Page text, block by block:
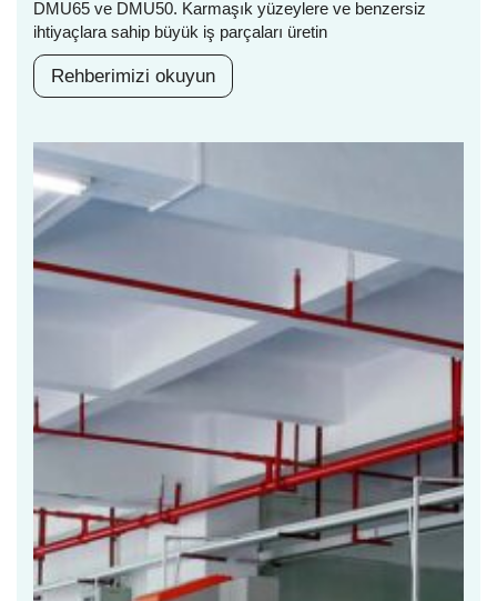
DMU65 ve DMU50. Karmaşık yüzeylere ve benzersiz
ihtiyaçlara sahip büyük iş parçaları üretin
Rehberimizi okuyun